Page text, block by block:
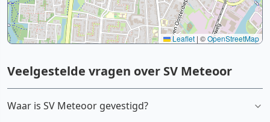
Leaflet | ©OpenStreetMap
Veelgestelde vragen over SV Meteoor
Waar is SV Meteoor gevestigd?